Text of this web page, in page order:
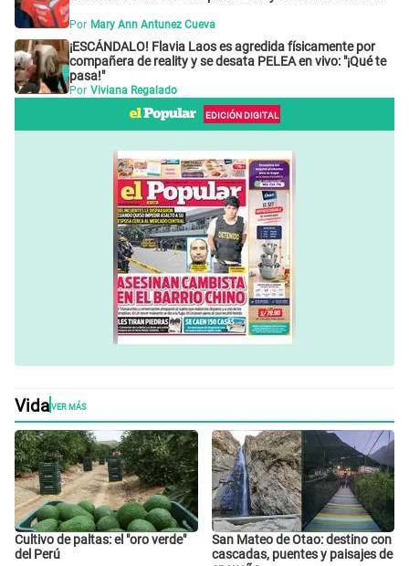
Por Mary Ann Antunez Cueva
¡ESCÁNDALO! Flavia Laos es agredida físicamente por
compañera de reality y se desata PELEA en vivo: "¡Qué te
pasa!"
Por Viviana Regalado
EDICIÓN DIGITAL
VidaVER MÁS
Cultivo de paltas: el "oro verde"
del Perú
San Mateo de Otao: destino con
cascadas, puentes y paisajes de